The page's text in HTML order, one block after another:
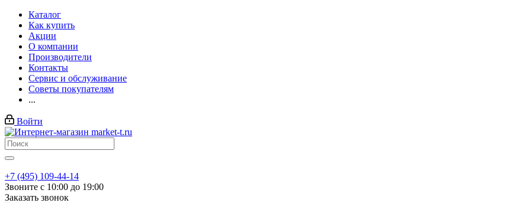
Каталог
Как купить
Акции
О компании
Производители
Контакты
Сервис и обслуживание
Советы покупателям
...
Войти
+7 (495) 109-44-14
Звоните с 10:00 до 19:00
Заказать звонок